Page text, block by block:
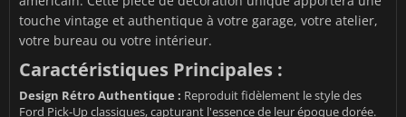
touche vintage et authentique à votre garage, votre atelier,
votre bureau ou votre intérieur.
Caractéristiques Principales :
Design Rétro Authentique : Reproduit fidèlement le style des
Ford Pick-Up classiques, capturant l'essence de leur époque dorée.